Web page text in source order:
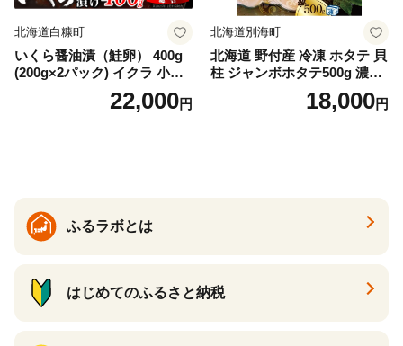
北海道白糠町
いくら醤油漬（鮭卵） 400g
(200g×2パック) イクラ 小分
け いくら醤油漬 鮭いくら い
くら醤油漬け 鮭 鮭卵 ikura
22,000円
北海道別海町
北海道 野付産 冷凍 ホタテ 貝
柱 ジャンボホタテ500g 濃厚
な旨味と甘み （ほたて ホタ
テ 帆立 貝柱 ホタテ貝柱 大玉
18,000円
ふるラボとは
はじめてのふるさと納税